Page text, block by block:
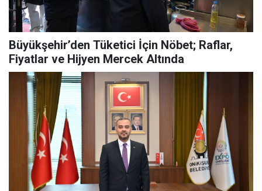
Büyükşehir’den Tüketici İçin Nöbet; Raflar,
Fiyatlar ve Hijyen Mercek Altında